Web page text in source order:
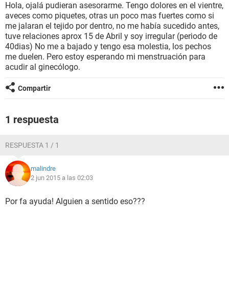
BIENESTAR
SEXUALIDAD
GLOSARIO
Hola, ojalá pudieran asesorarme. Tengo dolores en el vientre,
aveces como piquetes, otras un poco mas fuertes como si
me jalaran el tejido por dentro, no me había sucedido antes,
tuve relaciones aprox 15 de Abril y soy irregular (periodo de
40dias) No me a bajado y tengo esa molestia, los pechos
me duelen. Pero estoy esperando mi menstruación para
acudir al ginecólogo.
Compartir
1 respuesta
RESPUESTA 1 / 1
malindre
2 jun 2015 a las 02:03
Por fa ayuda! Alguien a sentido eso???